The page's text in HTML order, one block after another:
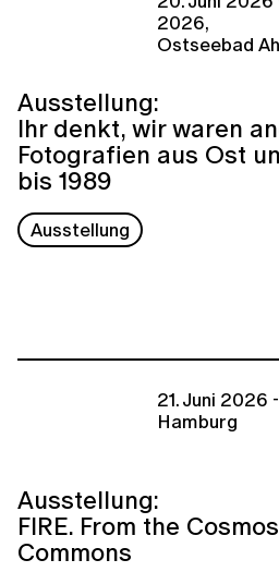
2026,
Ostseebad
Ausstellung:
Ihr denkt, wir waren
Fotografien aus Ost
bis 1989
Ausstellung
21. Juni 2026
Hamburg
Ausstellung:
FIRE. From the
Commons